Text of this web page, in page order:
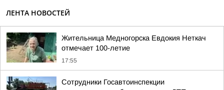
ЛЕНТА НОВОСТЕЙ
Жительница Медногорска Евдокия Неткач
отмечает 100-летие
17:55
Сотрудники Госавтоинспекции